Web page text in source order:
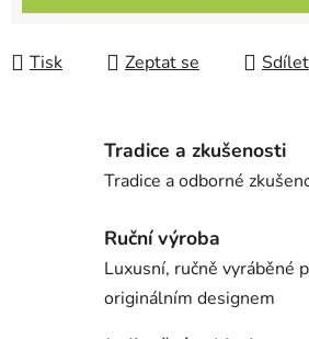
Tisk Zeptat se Sdílet
Tradice a zkušenosti
Tradice a odborné
Ruční výroba
Luxusní, ručně vyráběné
originálním designem